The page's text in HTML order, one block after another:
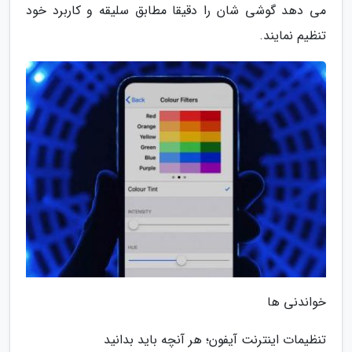
می دهد گوشی شان را دقیقا مطابق سلیقه و کاربرد خود
تنظیم نمایند.
خواندنی ها
تنظیمات اینترنت آیفون؛ هر آنچه باید بدانید